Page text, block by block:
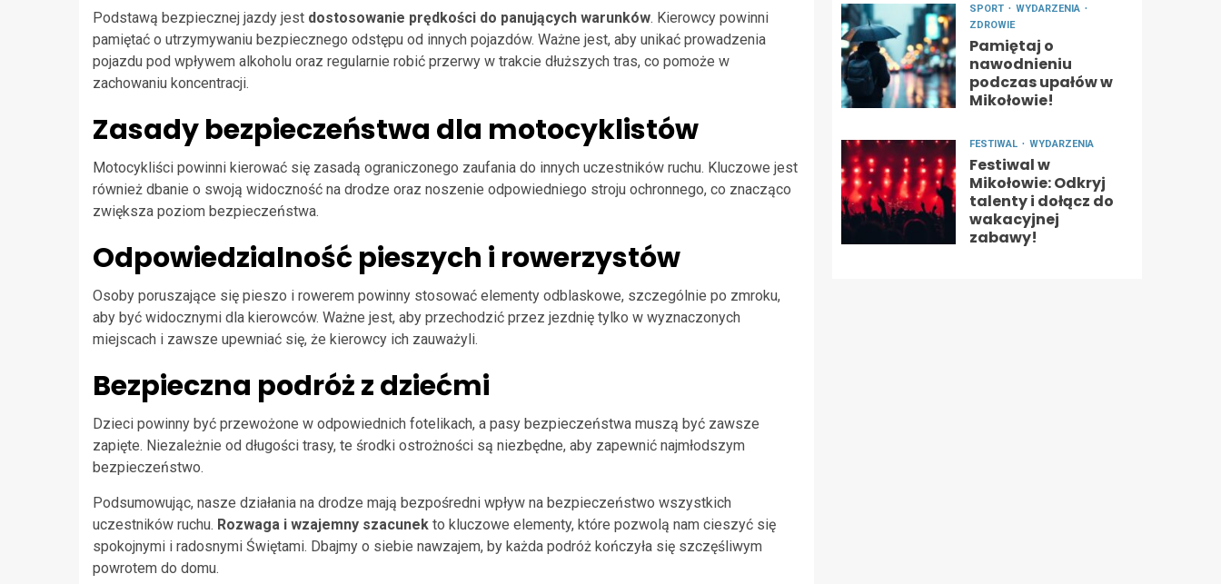
Podstawą bezpiecznej jazdy jest dostosowanie prędkości do panujących warunków. Kierowcy powinni
pamiętać o utrzymywaniu bezpiecznego odstępu od innych pojazdów. Ważne jest, aby unikać prowadzenia
pojazdu pod wpływem alkoholu oraz regularnie robić przerwy w trakcie dłuższych tras, co pomoże w
zachowaniu koncentracji.
Zasady bezpieczeństwa dla motocyklistów
Motocykliści powinni kierować się zasadą ograniczonego zaufania do innych uczestników ruchu. Kluczowe jest
również dbanie o swoją widoczność na drodze oraz noszenie odpowiedniego stroju ochronnego, co znacząco
zwiększa poziom bezpieczeństwa.
Odpowiedzialność pieszych i rowerzystów
Osoby poruszające się pieszo i rowerem powinny stosować elementy odblaskowe, szczególnie po zmroku,
aby być widocznymi dla kierowców. Ważne jest, aby przechodzić przez jezdnię tylko w wyznaczonych
miejscach i zawsze upewniać się, że kierowcy ich zauważyli.
Bezpieczna podróż z dziećmi
Dzieci powinny być przewożone w odpowiednich fotelikach, a pasy bezpieczeństwa muszą być zawsze
zapięte. Niezależnie od długości trasy, te środki ostrożności są niezbędne, aby zapewnić najmłodszym
bezpieczeństwo.
Podsumowując, nasze działania na drodze mają bezpośredni wpływ na bezpieczeństwo wszystkich
uczestników ruchu. Rozwaga i wzajemny szacunek to kluczowe elementy, które pozwolą nam cieszyć się
spokojnymi i radosnymi Świętami. Dbajmy o siebie nawzajem, by każda podróż kończyła się szczęśliwym
powrotem do domu.
SPORT
WYDARZENIA
ZDROWIE
Pamiętaj o
nawodnieniu
podczas upałów w
Mikołowie!
FESTIWAL WYDARZENIA
Festiwal w
Mikołowie: Odkryj
talenty i dołącz do
wakacyjnej
zabawy!